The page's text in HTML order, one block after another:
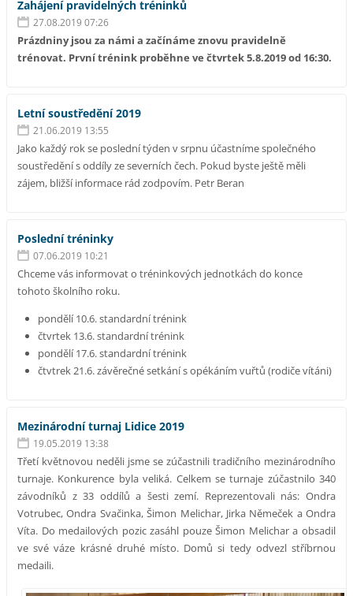
Zahájení pravidelných tréninků
27.08.2019 07:26
Prázdniny jsou za námi a začínáme znovu pravidelně
trénovat. První trénink proběhne ve čtvrtek 5.8.2019 od 16:30.
Letní soustředění 2019
21.06.2019 13:55
Jako každý rok se poslední týden v srpnu účastníme společného
soustředění s oddíly ze severních čech. Pokud byste ještě měli
zájem, bližší informace rád zodpovím. Petr Beran
Poslední tréninky
07.06.2019 10:21
Chceme vás informovat o tréninkových jednotkách do konce
tohoto školního roku.
pondělí 10.6. standardní trénink
čtvrtek 13.6. standardní trénink
pondělí 17.6. standardní trénink
čtvtrek 21.6. závěrečné setkání s opékáním vuřtů (rodiče vítáni)
Mezinárodní turnaj Lidice 2019
19.05.2019 13:38
Třetí květnovou neděli jsme se zúčastnili tradičního mezinárodního
turnaje. Konkurence byla veliká. Celkem se turnaje zúčastnilo 340
závodníků z 33 oddílů a šesti zemí. Reprezentovali nás: Ondra
Votrubec, Ondra Svačinka, Šimon Melichar, Jirka Němeček a Ondra
Víta. Do medailových pozic zasáhl pouze Šimon Melichar a obsadil
ve své váze krásné druhé místo. Domů si tedy odvezl stříbrnou
medaili.